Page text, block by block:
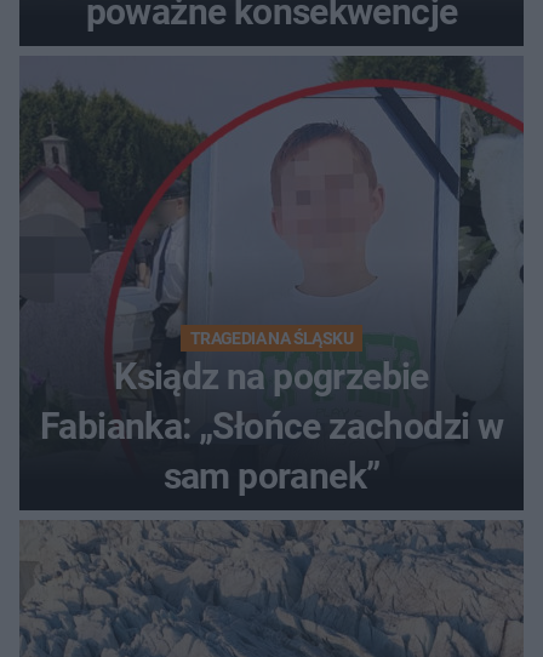
poważne konsekwencje
TRAGEDIA NA ŚLĄSKU
Ksiądz na pogrzebie
Fabianka: „Słońce zachodzi w
sam poranek”